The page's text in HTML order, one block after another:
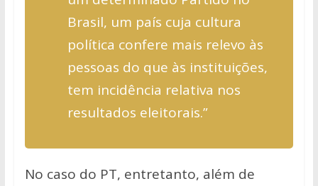
Brasil, um país cuja cultura
política confere mais relevo às
pessoas do que às instituições,
tem incidência relativa nos
resultados eleitorais.”
No caso do PT, entretanto, além de